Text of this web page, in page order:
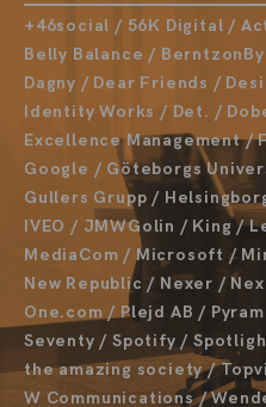
+46social / 56K Digital /
Belly Balance /
Dagny / Dear Friends /
Identity Works / Det. /
Excellence Management /
Google / Göteborgs
Gullers Grupp /
IVEO / JMWGolin / King /
MediaCom / Microsoft /
New Republic / Nexer /
One.com / Plejd AB /
Seventy / Spotify /
the amazing society /
W Communications /